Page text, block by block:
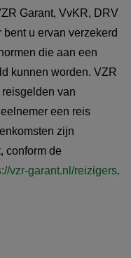
Garant, VvKR, DRV
u ervan verzekerd
die aan een
kunnen worden. VZR
van
een reis
zijn
conform de
vzr-garant.nl/reizigers.